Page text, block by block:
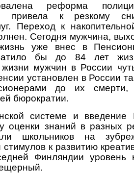
реформа
привела к резкому
Переход к
Сегодня мужчина,
уже внес в
бы до 84 лет
жизни мужчин в России
установлен в России
до их смерти,
бюрократии.
системе и
оценки знаний в разных
школьников на
стимулов к развитию
Финляндии уровень